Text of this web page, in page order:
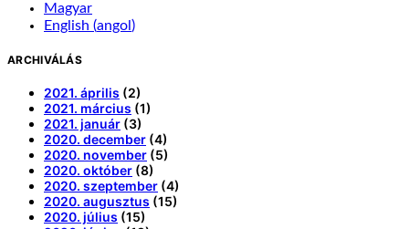
Magyar
English (angol )
ARCHIVÁLÁS
2021. április (2)
2021. március (1)
2021. január (3)
2020. december (4)
2020. november (5)
2020. október (8)
2020. szeptember (4)
2020. augusztus (15)
2020. július (15)